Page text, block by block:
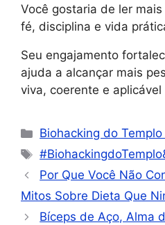
Você gostaria de ler
fé, disciplina e vida
Seu engajamento
ajuda a alcançar mais
viva, coerente e
Biohacking do
Por Que Você Não
Mitos Sobre Dieta Que
Bíceps de Aço, Alma